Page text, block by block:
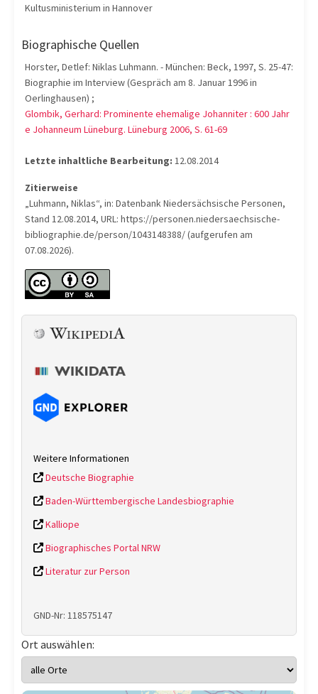
Kultusministerium in Hannover
Biographische Quellen
Horster, Detlef: Niklas Luhmann. - München: Beck, 1997, S. 25-47:
Biographie im Interview (Gespräch am 8. Januar 1996 in
Oerlinghausen) ;
Glombik, Gerhard: Prominente ehemalige Johanniter : 600 Jahr
e Johanneum Lüneburg. Lüneburg 2006, S. 61-69
Letzte inhaltliche Bearbeitung: 12.08.2014
Zitierweise
„Luhmann, Niklas“, in: Datenbank Niedersächsische Personen,
Stand 12.08.2014, URL: https://personen.niedersaechsische-
bibliographie.de/person/1043148388/ (aufgerufen am
07.08.2026).
Weitere Informationen
Deutsche Biographie
Baden-Württembergische Landesbiographie
Kalliope
Biographisches Portal NRW
Literatur zur Person
GND-Nr: 118575147
Ort auswählen: